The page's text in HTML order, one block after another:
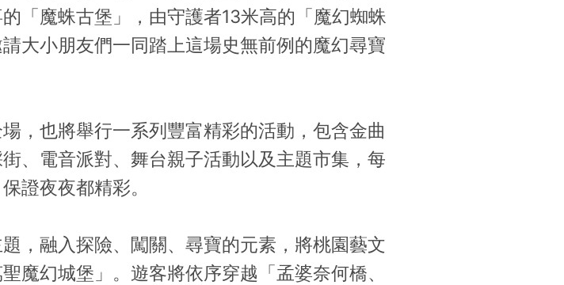
「魔蛛古堡」，由守護者13米高的「魔幻蜘蛛
大小朋友們一同踏上這場史無前例的魔幻尋寶
也將舉行一系列豐富精彩的活動，包含金曲
、電音派對、舞台親子活動以及主題市集，每
證夜夜都精彩。
融入探險、闖關、尋寶的元素，將桃園藝文
魔幻城堡」。遊客將依序穿越「孟婆奈何橋、